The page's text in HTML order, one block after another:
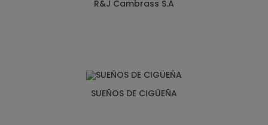
R&J Cambrass S.A
SUEÑOS DE CIGÜEÑA